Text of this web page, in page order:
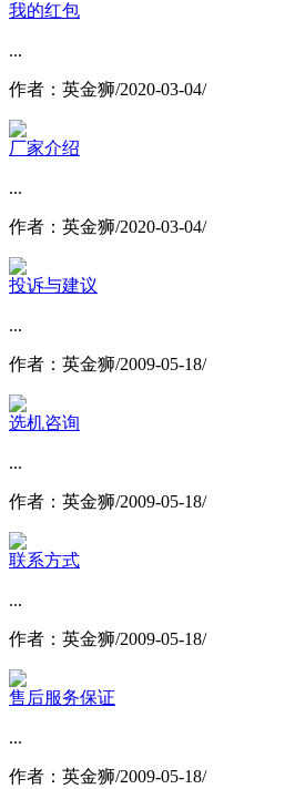
我的红包
...
作者：英金狮/2020-03-04/
厂家介绍
...
作者：英金狮/2020-03-04/
投诉与建议
...
作者：英金狮/2009-05-18/
选机咨询
...
作者：英金狮/2009-05-18/
联系方式
...
作者：英金狮/2009-05-18/
售后服务保证
...
作者：英金狮/2009-05-18/